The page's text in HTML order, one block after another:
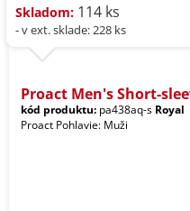
Skladom: 114 ks
- v ext. sklade: 228 ks
Proact Men's Short-
kód produktu: pa438aq-s Royal
Proact Pohlavie: Muži